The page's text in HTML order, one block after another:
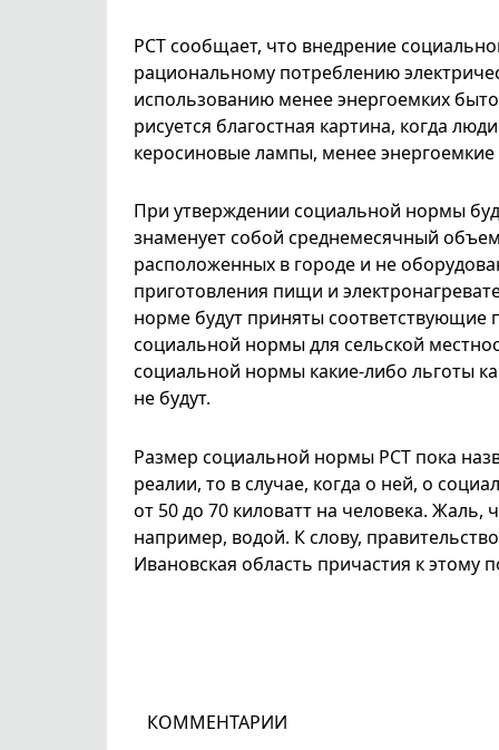
РСТ сообщает, что внедрение
рациональному потреблению
использованию менее энергоемких
рисуется благостная картина, когда
керосиновые лампы, менее
При утверждении социальной нормы
знаменует собой среднемесячный
расположенных в городе и не
приготовления пищи и
норме будут приняты
социальной нормы для сельской
социальной нормы какие-либо льготы
не будут.
Размер социальной нормы РСТ пока
реалии, то в случае, когда о ней, о
от 50 до 70 киловатт на человека. Жаль,
например, водой. К слову,
Ивановская область причастия к этому
КОММЕНТАРИИ